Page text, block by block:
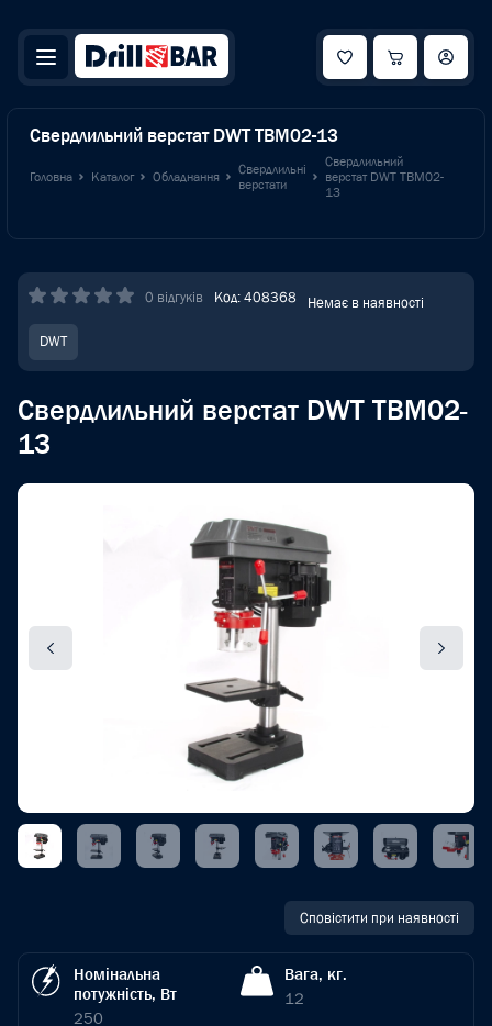
Свердлильний верстат DWT TBM02-13
Головна Каталог Обладнання
Свердлильні
верстати
Свердлильний
верстат DWT TBM02-
13
0 відгуків Код: 408368 Немає в наявності
DWT
Свердлильний верстат DWT TBM02-
13
Сповістити при наявності
Номінальна
потужність, Вт
250
Вага, кг.
12